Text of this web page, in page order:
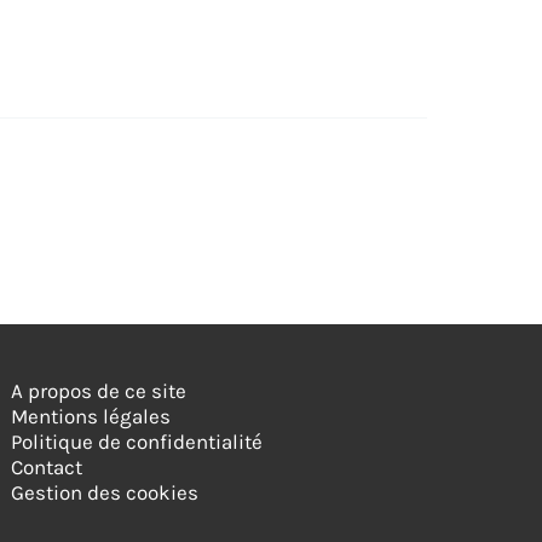
A propos de ce site
Mentions légales
Politique de confidentialité
Contact
Gestion des cookies